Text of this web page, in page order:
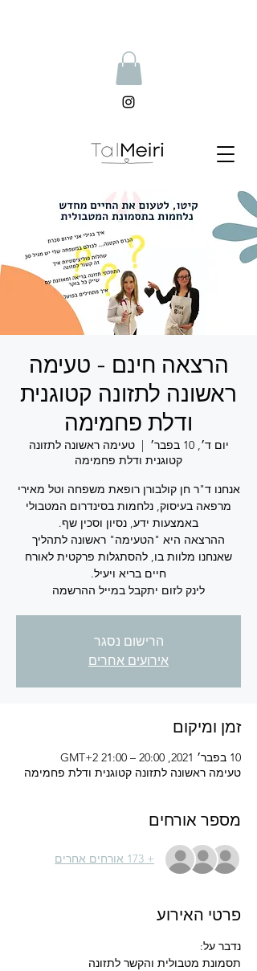
הרצאה חינם - טעימה
ראשונה לתזונה קטוגנית
ודלת פחמימה
יום ד׳, 10 בפבר׳
  |
טעימה ראשונה לתזונה
קטוגנית ודלת פחמימה
אנחנו ד"ר חן קולבורן רופאת משפחה וטל מאירי
מרפאה בעיסוק, נלחמות בסינדרום המטבולי
ההרצאה היא "הטעימה" ראשונה לתהליך
שאנחנו מלוות בו, להסתגלות פרקטית לאורח
לינק לזום יתקבל במייל ההרשמה
הרישום נסגר
אירועים אחרים
זמן ומיקום
10 בפבר׳ 2021, 20:00 – 21:00 GMT‎+2‎
טעימה ראשונה לתזונה קטוגנית ודלת פחמימה
מספר אורחים
+ 173 אורחים אחרים
פרטי האירוע
נדבר על:
תסמונת מטבולית והקשר לתזונה